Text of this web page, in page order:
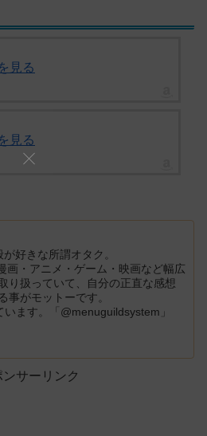
見る
見る
好きな所謂オタク。
画・アニメ・ゲーム・映画など幅広
り扱っていて、自分の正直な感想
事がモットーです。
います。「@menuguildsystem」
ンサーリンク